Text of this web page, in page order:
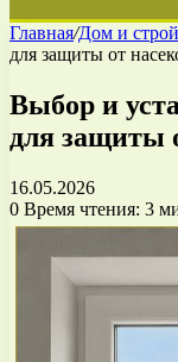
Главная/Дом и
для защиты от
Выбор и
для защиты
16.05.2026
0 Время чтения: 3